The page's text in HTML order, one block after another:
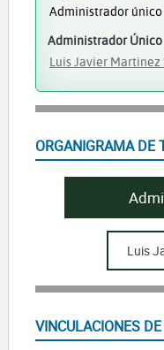
Administrador único
Administrador Único
Luis Javier Martinez
ORGANIGRAMA DE
Luis
VINCULACIONES